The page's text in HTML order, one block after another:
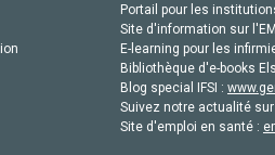
Portail pour les
Site d'information sur
E-learning pour les
Bibliothèque d'e-books
Blog special IFSI :
Suivez notre actualité
Site d'emploi en santé :